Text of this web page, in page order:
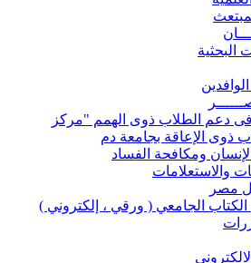
البحثية
فى دعم الطلاب ذوى الهمم "مركز
ذوى الإعاقة بجامعة دم
ومكافحة الفساد
والاستعلامات
مصر
الكتاب الجامعي ( ورقي ، إلكتروني )